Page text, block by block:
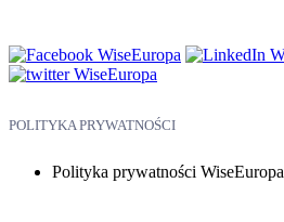
POLITYKA PRYWATNOŚCI
Polityka prywatności WiseEuropa